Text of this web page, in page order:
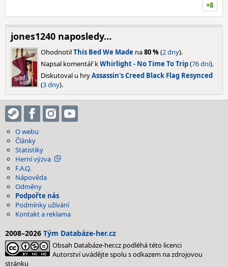
+8
jones1240 naposledy…
OhodnotilThis Bed We Made na80 %(2 dny).
Napsal komentář kWhirlight - No Time To Trip(76 dní).
Diskutoval u hryAssassin's Creed Black Flag Resynced
(3 dny).
O webu
Články
Statistiky
Herní výzva
F.A.Q.
Nápověda
Odměny
Podpořte nás
Podmínky užívání
Kontakt a reklama
2008–2026 Tým Databáze-her.cz
Obsah Databáze-her.cz podléhá této licenci
Autorství uvádějte spolu s odkazem na zdrojovou
stránku